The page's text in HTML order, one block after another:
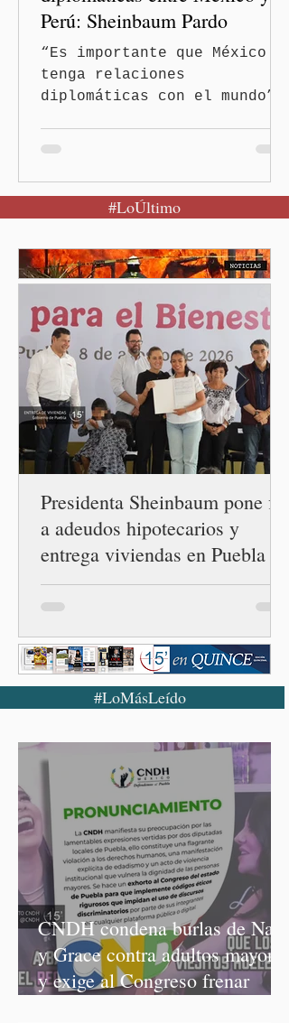
Perú: Sheinbaum Pardo
“Es importante que México
tenga relaciones
diplomáticas con el mundo”,
Sheinbaum Pardo anunció el
restablecimiento de las
entre los gobiernos de
México y Perú. “Es
la orientación política de
los gobiernos —porque hay
orientaciones políticas de
los gobiernos, llegan por
un partido, llegan por otro
— es importante que México
tenga relaciones
diplomáticas con el mu
#LoÚltimo
Presidenta Sheinbaum pone fin
a adeudos hipotecarios y
entrega viviendas en Puebla
#LoMásLeído
CNDH condena burlas de Nay
y Grace contra adultos mayores
y exige al Congreso frenar